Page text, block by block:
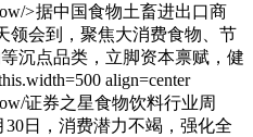
>据中国食物土畜进出口商
领会到，聚焦大消费食物、节
沉点品类，立脚资本禀赋，健
align=center
证券之星食物饮料行业周
30日，消费潜力不竭，强化全